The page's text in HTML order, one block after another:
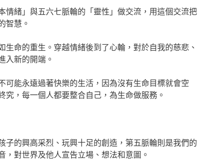
情緒」與五六七脈輪的「靈性」做交流，用這個交流把
智慧。
命的重生。穿越情緒後到了心輪，對於自我的慈悲、
入新的開端。
能永遠過著快樂的生活，因為沒有生命目標就會空
，每一個人都要整合自己，為生命做服務。
的興高采烈、玩興十足的創造，第五脈輪則是我們的
對世界及他人宣告立場、想法和意圖。